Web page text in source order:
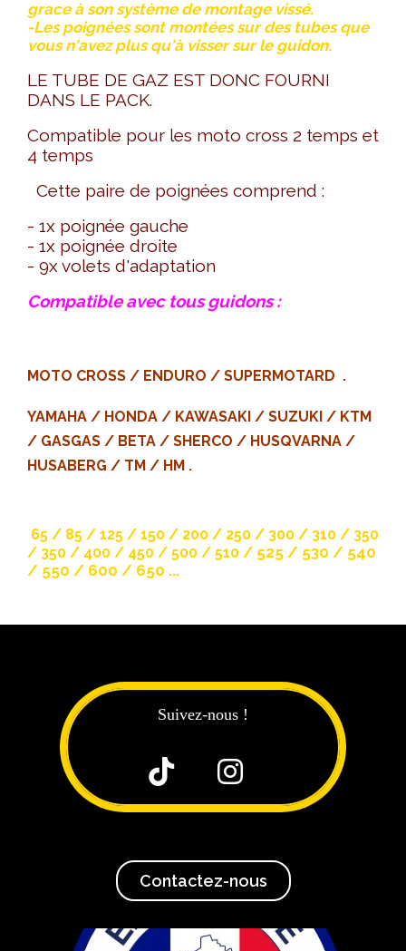
grace à son système de montage vissé.
-Les poignées sont montées sur des tubes que
vous n'avez plus qu'à visser sur le guidon.
LE TUBE DE GAZ EST DONC FOURNI
DANS LE PACK.
Compatible pour les moto cross 2 temps et
4 temps
Cette paire de poignées comprend :
- 1x poignée gauche
- 1x poignée droite
- 9x volets d'adaptation
Compatible avec tous guidons :
MOTO CROSS / ENDURO / SUPERMOTARD .
YAMAHA / HONDA / KAWASAKI / SUZUKI / KTM
/ GASGAS / BETA / SHERCO / HUSQVARNA /
HUSABERG / TM / HM .
65 / 85 / 125 / 150 / 200 / 250 / 300 / 310 / 350
/ 350 / 400 / 450 / 500 / 510 / 525 / 530 / 540
/ 550 / 600 / 650 ...
Suivez-nous !
 
Contactez-nous